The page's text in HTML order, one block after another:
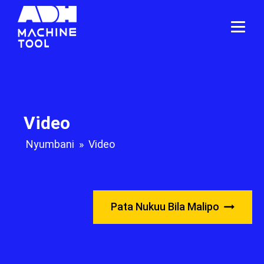
Video
Nyumbani » Video
Pata Nukuu Bila Malipo